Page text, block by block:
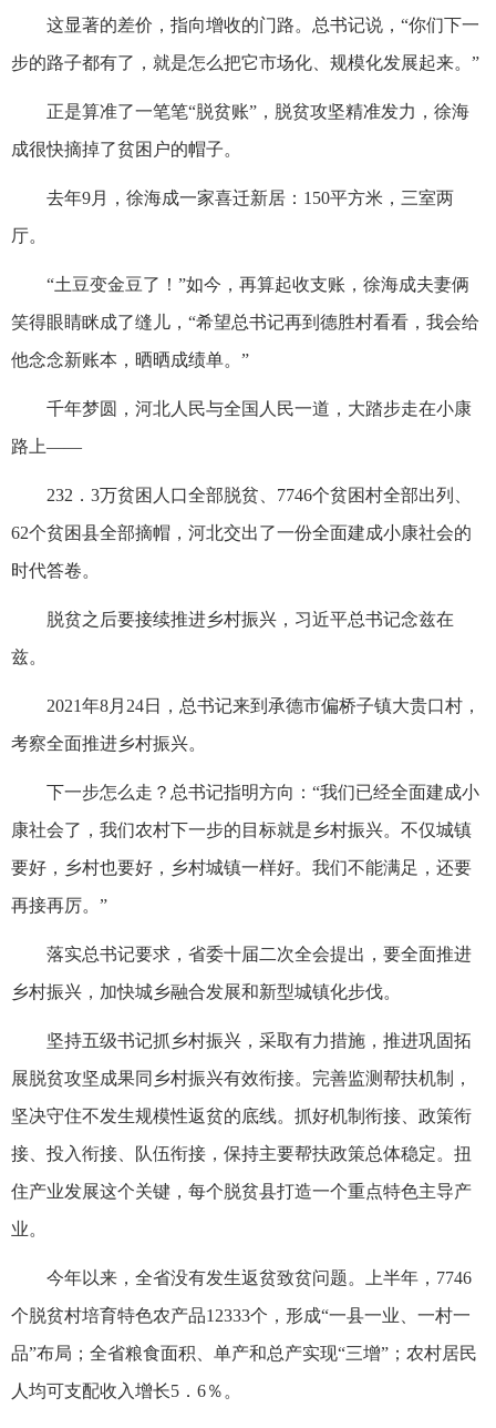
这显著的差价，指向增收的门路。总书记说，“你们下一
步的路子都有了，就是怎么把它市场化、规模化发展起来。”
正是算准了一笔笔“脱贫账”，脱贫攻坚精准发力，徐海
成很快摘掉了贫困户的帽子。
去年9月，徐海成一家喜迁新居：150平方米，三室两
厅。
“土豆变金豆了！”如今，再算起收支账，徐海成夫妻俩
笑得眼睛眯成了缝儿，“希望总书记再到德胜村看看，我会给
他念念新账本，晒晒成绩单。”
千年梦圆，河北人民与全国人民一道，大踏步走在小康
路上——
232．3万贫困人口全部脱贫、7746个贫困村全部出列、
62个贫困县全部摘帽，河北交出了一份全面建成小康社会的
时代答卷。
脱贫之后要接续推进乡村振兴，习近平总书记念兹在
兹。
2021年8月24日，总书记来到承德市偏桥子镇大贵口村，
考察全面推进乡村振兴。
下一步怎么走？总书记指明方向：“我们已经全面建成小
康社会了，我们农村下一步的目标就是乡村振兴。不仅城镇
要好，乡村也要好，乡村城镇一样好。我们不能满足，还要
再接再厉。”
落实总书记要求，省委十届二次全会提出，要全面推进
乡村振兴，加快城乡融合发展和新型城镇化步伐。
坚持五级书记抓乡村振兴，采取有力措施，推进巩固拓
展脱贫攻坚成果同乡村振兴有效衔接。完善监测帮扶机制，
坚决守住不发生规模性返贫的底线。抓好机制衔接、政策衔
接、投入衔接、队伍衔接，保持主要帮扶政策总体稳定。扭
住产业发展这个关键，每个脱贫县打造一个重点特色主导产
业。
今年以来，全省没有发生返贫致贫问题。上半年，7746
个脱贫村培育特色农产品12333个，形成“一县一业、一村一
品”布局；全省粮食面积、单产和总产实现“三增”；农村居民
人均可支配收入增长5．6％。